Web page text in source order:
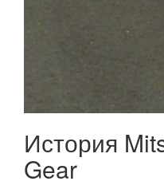
История
Gear